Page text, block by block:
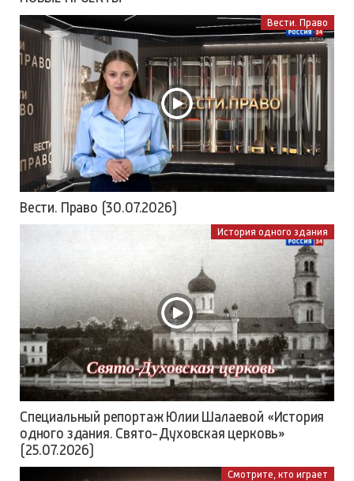
Вести. Право
Вести. Право (30.07.2026)
История одного здания
Специальный репортаж Юлии Шалаевой «История
одного здания. Свято-Духовская церковь»
(25.07.2026)
Смотрите, кто играет